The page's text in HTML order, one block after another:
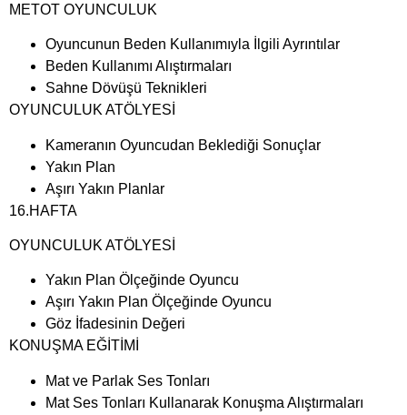
METOT OYUNCULUK
Oyuncunun Beden Kullanımıyla İlgili Ayrıntılar
Beden Kullanımı Alıştırmaları
Sahne Dövüşü Teknikleri
OYUNCULUK ATÖLYESİ
Kameranın Oyuncudan Beklediği Sonuçlar
Yakın Plan
Aşırı Yakın Planlar
16.HAFTA
OYUNCULUK ATÖLYESİ
Yakın Plan Ölçeğinde Oyuncu
Aşırı Yakın Plan Ölçeğinde Oyuncu
Göz İfadesinin Değeri
KONUŞMA EĞİTİMİ
Mat ve Parlak Ses Tonları
Mat Ses Tonları Kullanarak Konuşma Alıştırmaları